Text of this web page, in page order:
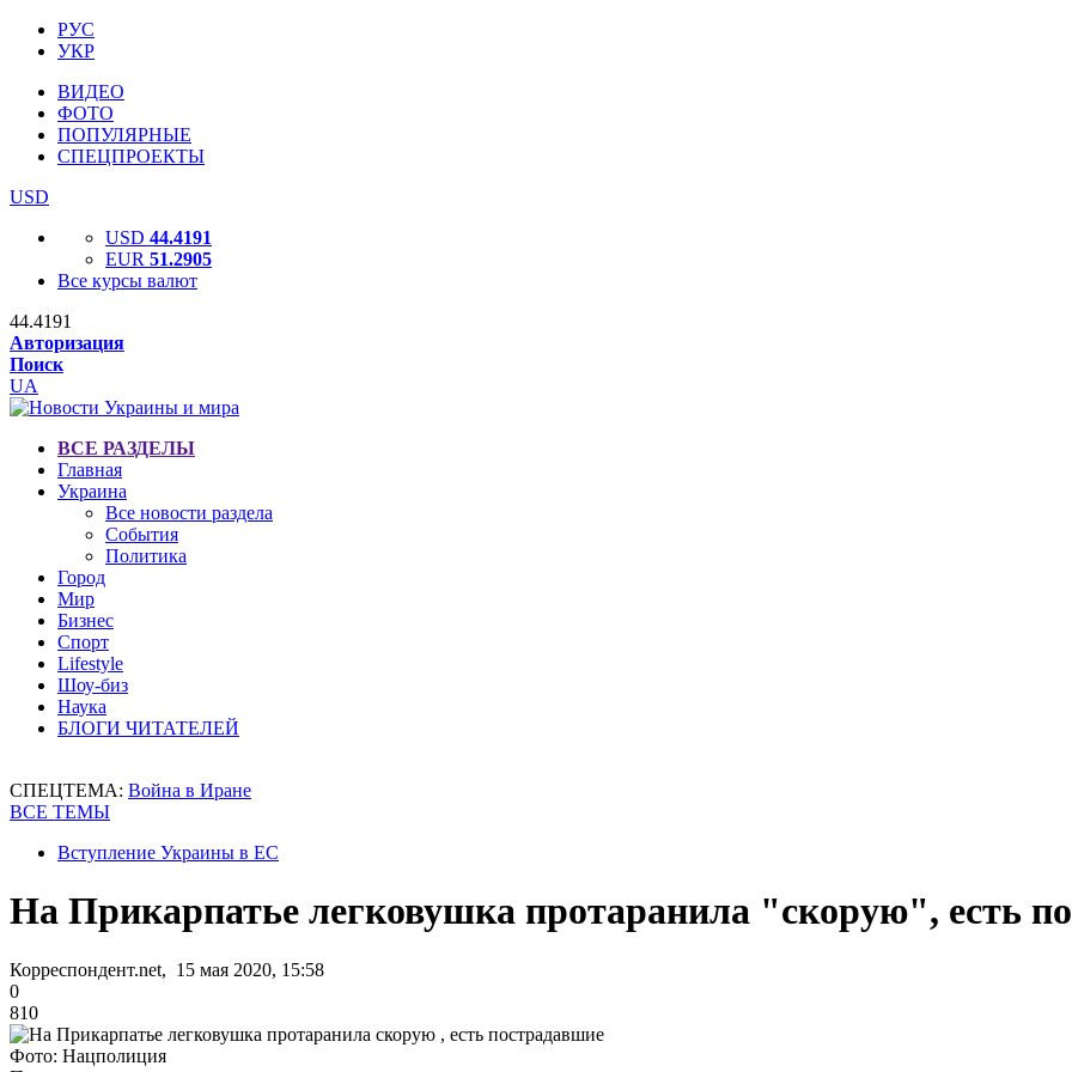
РУС
УКР
ВИДЕО
ФОТО
ПОПУЛЯРНЫЕ
СПЕЦПРОЕКТЫ
USD
USD 44.4191
EUR 51.2905
Все курсы валют
44.4191
Авторизация
Поиск
UA
ВСЕ РАЗДЕЛЫ
Главная
Украина
Все новости раздела
События
Политика
Город
Мир
Бизнес
Спорт
Lifestyle
Шоу-биз
Наука
БЛОГИ ЧИТАТЕЛЕЙ
СПЕЦТЕМА: Война в Иране
ВСЕ ТЕМЫ
Вступление Украины в ЕС
На Прикарпатье легковушка протаранила "скорую", есть
Корреспондент.net, 15 мая 2020, 15:58
0
810
Фото: Нацполиция